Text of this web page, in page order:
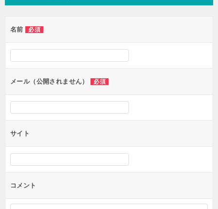
名前 必須
メール（公開されません） 必須
サイト
コメント